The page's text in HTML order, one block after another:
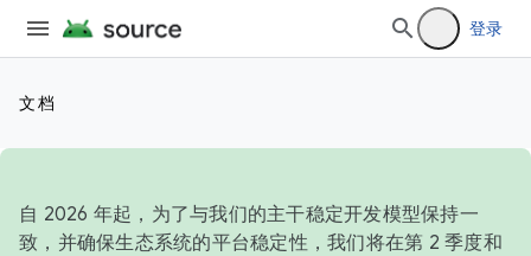
登录
文档
自 2026 年起，为了与我们的主干稳定开发模型保持一
致，并确保生态系统的平台稳定性，我们将在第 2 季度和